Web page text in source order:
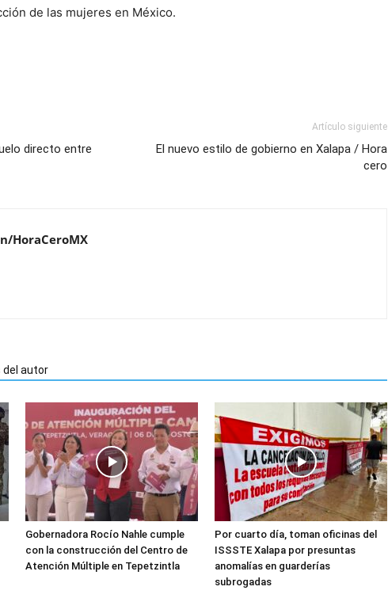
de las mujeres en México.
directo entre
Artículo siguiente
El nuevo estilo de gobierno en Xalapa / Hora
cero
HoraCeroMX
del autor
Gobernadora Rocío Nahle cumple
con la construcción del Centro de
Atención Múltiple en Tepetzintla
Por cuarto día, toman oficinas del
ISSSTE Xalapa por presuntas
anomalías en guarderías
subrogadas